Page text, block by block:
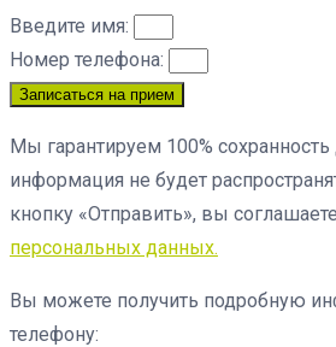
Введите имя:
Номер телефона:
Записаться на прием
Мы гарантируем 100%
информация не будет
кнопку «Отправить», вы
персональных данных.
Вы можете получить подробную
телефону: